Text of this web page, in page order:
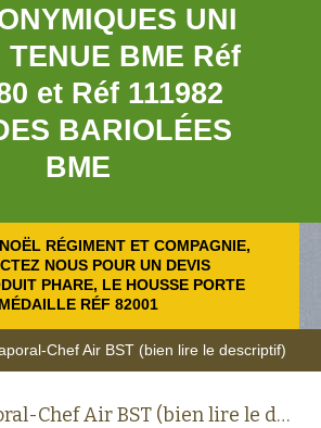
UNI
TENUE BME Réf
et Réf 111982
BARIOLÉES
BME
RÉGIMENT ET COMPAGNIE,
NOUS POUR UN DEVIS
PHARE, LE HOUSSE PORTE
MÉDAILLE RÉF 82001
Chef Air BST (bien lire le descriptif)
Fourreaux Caporal-Chef Air BST (bien lire le descriptif)